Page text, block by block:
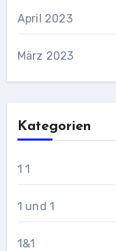
April 2023
März 2023
Kategorien
1 1
1 und 1
1&1